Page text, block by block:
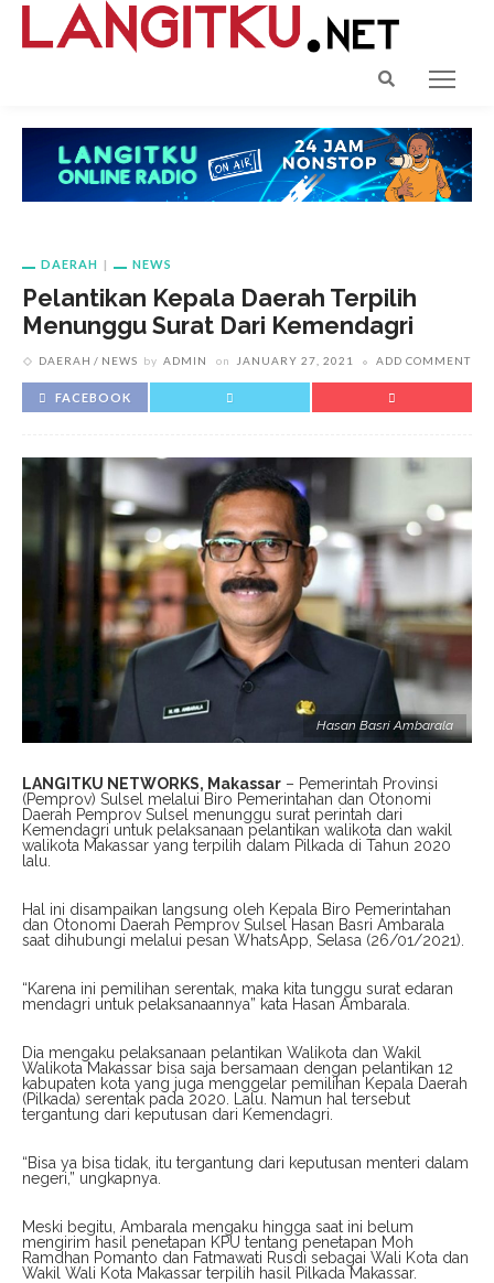
DAERAH NEWS
Pelantikan Kepala Daerah Terpilih
Menunggu Surat Dari Kemendagri
DAERAH NEWS by ADMIN on JANUARY 27, 2021 ADD COMMENT
FACEBOOK
Hasan Basri Ambarala
LANGITKU NETWORKS, Makassar – Pemerintah Provinsi
(Pemprov) Sulsel melalui Biro Pemerintahan dan Otonomi
Daerah Pemprov Sulsel menunggu surat perintah dari
Kemendagri untuk pelaksanaan pelantikan walikota dan wakil
walikota Makassar yang terpilih dalam Pilkada di Tahun 2020
lalu.
Hal ini disampaikan langsung oleh Kepala Biro Pemerintahan
dan Otonomi Daerah Pemprov Sulsel Hasan Basri Ambarala
saat dihubungi melalui pesan WhatsApp, Selasa (26/01/2021).
“Karena ini pemilihan serentak, maka kita tunggu surat edaran
mendagri untuk pelaksanaannya” kata Hasan Ambarala.
Dia mengaku pelaksanaan pelantikan Walikota dan Wakil
Walikota Makassar bisa saja bersamaan dengan pelantikan 12
kabupaten kota yang juga menggelar pemilihan Kepala Daerah
(Pilkada) serentak pada 2020. Lalu. Namun hal tersebut
tergantung dari keputusan dari Kemendagri.
“Bisa ya bisa tidak, itu tergantung dari keputusan menteri dalam
negeri,” ungkapnya.
Meski begitu, Ambarala mengaku hingga saat ini belum
mengirim hasil penetapan KPU tentang penetapan Moh
Ramdhan Pomanto dan Fatmawati Rusdi sebagai Wali Kota dan
Wakil Wali Kota Makassar terpilih hasil Pilkada Makassar.